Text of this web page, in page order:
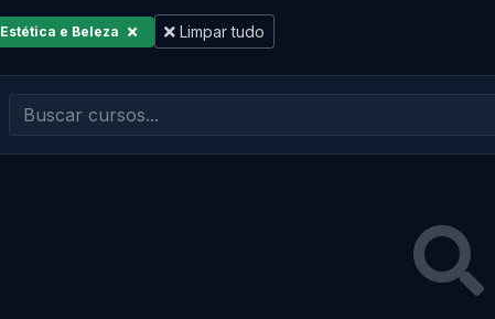
Estética e Beleza Limpar tudo